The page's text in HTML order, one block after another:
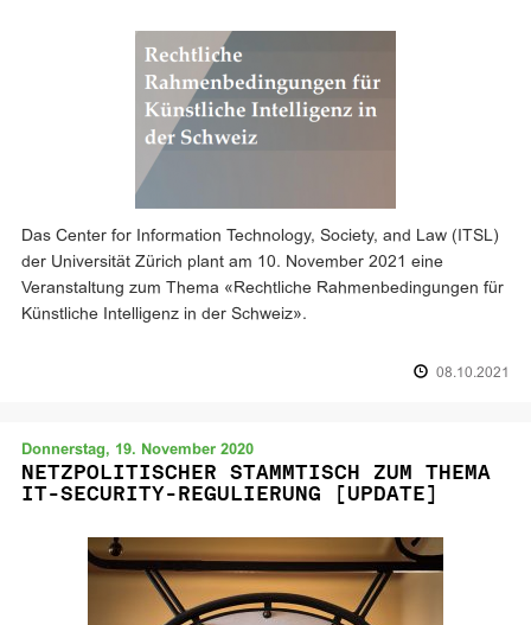
Das Center for Information Technology, Society, and Law (ITSL)
der Universität Zürich plant am 10. November 2021 eine
Veranstaltung zum Thema «Rechtliche Rahmenbedingungen für
Künstliche Intelligenz in der Schweiz».
08.10.2021
Donnerstag, 19. November 2020
NETZPOLITISCHER STAMMTISCH ZUM THEMA
IT-SECURITY-REGULIERUNG [UPDATE]